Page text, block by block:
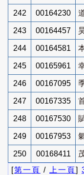
242 00164230
243 00164457
244 00164581
245 00165961
246 00167095
247 00167335
248 00167530
249 00167953
250 00168411
[第一頁 / 上一頁]